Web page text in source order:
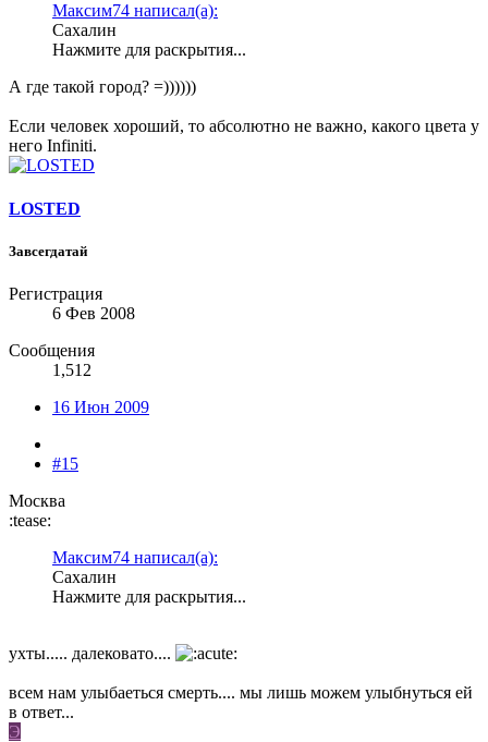
Максим74 написал(а):
Сахалин
Нажмите для раскрытия...
А где такой город? =))))))
Если человек хороший, то абсолютно не важно, какого цвета у
него Infiniti.
LOSTED
Завсегдатай
Регистрация
6 Фев 2008
Сообщения
1,512
16 Июн 2009
#15
Москва
:tease:
Максим74 написал(а):
Сахалин
Нажмите для раскрытия...
ухты..... далековато....
всем нам улыбаеться смерть.... мы лишь можем улыбнуться ей
в ответ...
Э